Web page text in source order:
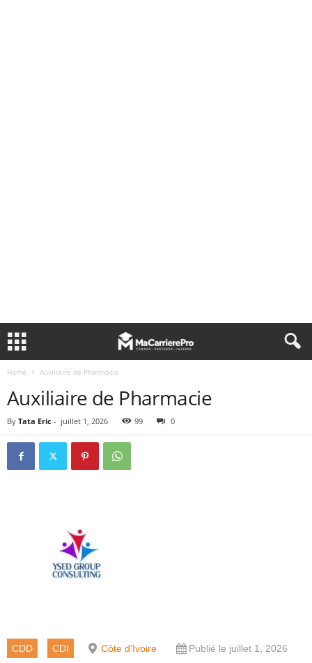
Home Auxiliaire de Pharmacie
Auxiliaire de Pharmacie
By Tata Eric - juillet 1, 2026 99 0
CDD CDI Côte d'Ivoire
Publié le juillet 1, 2026